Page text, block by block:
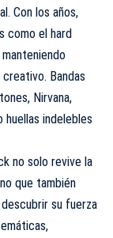
Con los años,
como el hard
Bandas
Nirvana,
huellas indelebles
no solo revive la
que también
su fuerza